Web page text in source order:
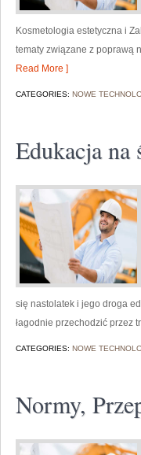
Kosmetologia estetyczna i
tematy związane z poprawą
Read More ]
CATEGORIES: NOWE
Edukacja na
się nastolatek i jego droga
łagodnie przechodzić przez
CATEGORIES: NOWE
Normy,